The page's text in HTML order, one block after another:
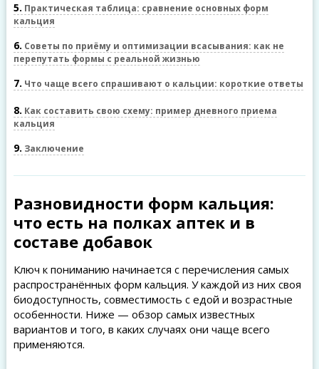
5 Практическая таблица: сравнение основных форм
кальция
6 Советы по приёму и оптимизации всасывания: как не
перепутать формы с реальной жизнью
7 Что чаще всего спрашивают о кальции: короткие ответы
8 Как составить свою схему: пример дневного приема
кальция
9 Заключение
Разновидности форм кальция:
что есть на полках аптек и в
составе добавок
Ключ к пониманию начинается с перечисления самых
распространённых форм кальция. У каждой из них своя
биодоступность, совместимость с едой и возрастные
особенности. Ниже — обзор самых известных
вариантов и того, в каких случаях они чаще всего
применяются.